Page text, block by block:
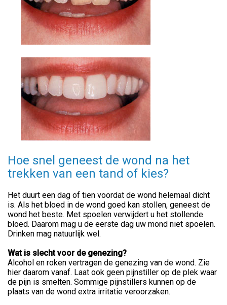
Hoe snel geneest de wond na het
trekken van een tand of kies?
Het duurt een dag of tien voordat de wond helemaal dicht
is. Als het bloed in de wond goed kan stollen, geneest de
wond het beste. Met spoelen verwijdert u het stollende
bloed. Daarom mag u de eerste dag uw mond niet spoelen.
Drinken mag natuurlijk wel.
Wat is slecht voor de genezing?
Alcohol en roken vertragen de genezing van de wond. Zie
hier daarom vanaf. Laat ook geen pijnstiller op de plek waar
de pijn is smelten. Sommige pijnstillers kunnen op de
plaats van de wond extra irritatie veroorzaken.